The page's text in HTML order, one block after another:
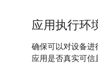
应用执行环
确保可以对设备进
应用是否真实可